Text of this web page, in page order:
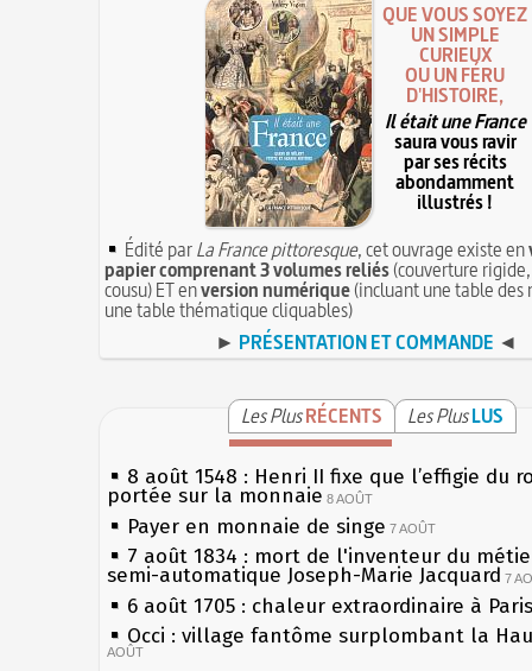
QUE VOUS SOYEZ
UN SIMPLE
CURIEUX
OU UN FÉRU
D'HISTOIRE,
Il était une France
saura vous ravir
par ses récits
abondamment
illustrés !
Édité parLa France pittoresque, cet ouvrage existe en
papier comprenant 3 volumes reliés(couverture
cousu) ET enversion numérique(incluant une table des
une table thématique cliquables)
► PRÉSENTATION ET COMMANDE ◄
Les PlusRÉCENTS Les PlusLUS
8 août 1548 : Henri II fixe que l’effigie du
portée sur la monnaie 8 AOÛT
Payer en monnaie de singe 7 AOÛT
7 août 1834 : mort de l'inventeur du
semi-automatique Joseph-Marie Jacquard 7
6 août 1705 : chaleur extraordinaire à Paris
Occi : village fantôme surplombant la
AOÛT